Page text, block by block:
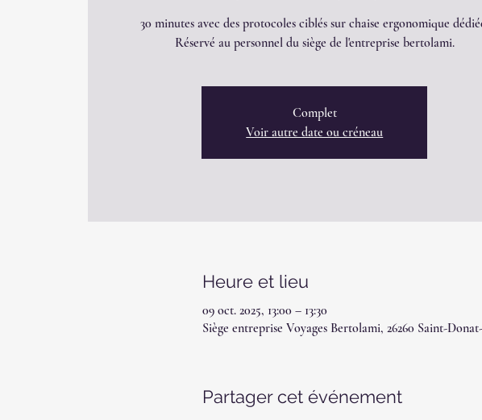
30 minutes avec des protocoles ciblés sur chaise ergonomique
Réservé au personnel du siège de l'entreprise bertolami.
Complet
Voir autre date ou créneau
Heure et lieu
09 oct. 2025, 13:00 – 13:30
Siège entreprise Voyages Bertolami, 26260 Saint-
Partager cet événement